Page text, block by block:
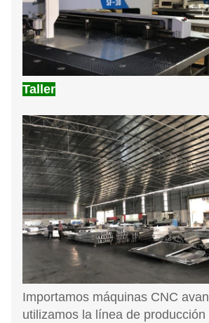
Taller
Importamos máquinas CNC
utilizamos la línea de